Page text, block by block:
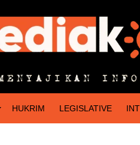
HUKRIM LEGISLATIVE